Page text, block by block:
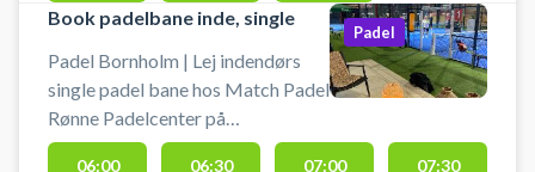
Book padelbane inde, single
Padel Bornholm | Lej indendørs
single padel bane hos Match Padel
Rønne Padelcenter på
Vibegårdsvej 10, 3700 Rønne.
Padel
06:00 06:30 07:00 07:30